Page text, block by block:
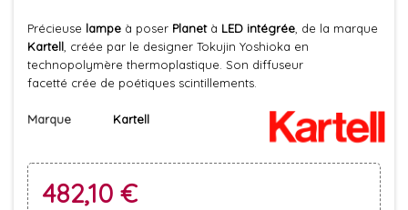
Précieuse lampe à poser Planetà LED intégrée , de la marque
Kartell , créée par le designer Tokujin Yoshioka en
technopolymère thermoplastique. Son diffuseur
facetté crée de poétiques scintillements.
Marque Kartell
482,10 €